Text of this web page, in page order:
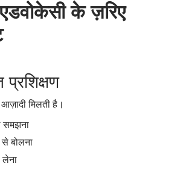
के ज़रिए
मिलती है।
समझना
बोलना
लेना